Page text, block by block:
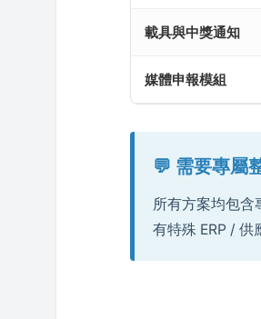
載具與中獎通知
媒體申報模組
💬 需要專屬
所有方案均包含
有特殊 ERP / 供